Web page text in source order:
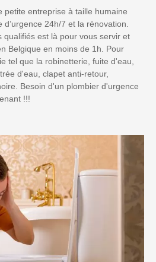
petite entreprise à taille humaine
24h/7 et la rénovation.
qualifiés est là pour vous servir et
Belgique en moins de 1h. Pour
tel que la robinetterie, fuite d'eau,
d'eau, clapet anti-retour,
Besoin d'un plombier d'urgence
!!!